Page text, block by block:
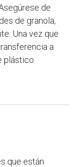
de
de granola,
Una vez que
a
plástico.
que están